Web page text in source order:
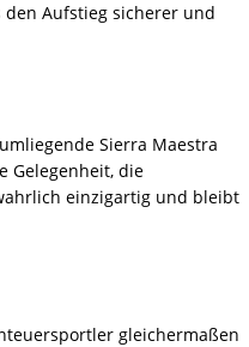
Aufstieg sicherer und
Sierra Maestra
Gelegenheit, die
einzigartig und bleibt
gleichermaßen